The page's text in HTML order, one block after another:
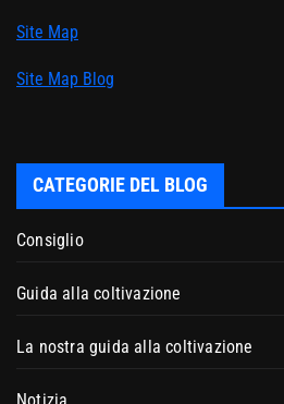
Site Map
Site Map Blog
CATEGORIE DEL BLOG
Consiglio
Guida alla coltivazione
La nostra guida alla coltivazione